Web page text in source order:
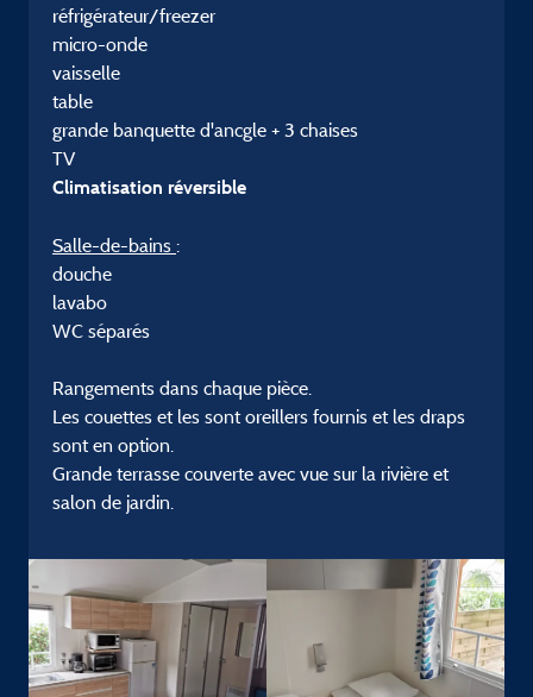
réfrigérateur/freezer
micro-onde
vaisselle
table
grande banquette d'ancgle + 3 chaises
TV
Climatisation réversible
Salle-de-bains :
douche
lavabo
WC séparés
Rangements dans chaque pièce.
Les couettes et les sont oreillers fournis et les draps
sont en option.
Grande terrasse couverte avec vue sur la rivière et
salon de jardin.